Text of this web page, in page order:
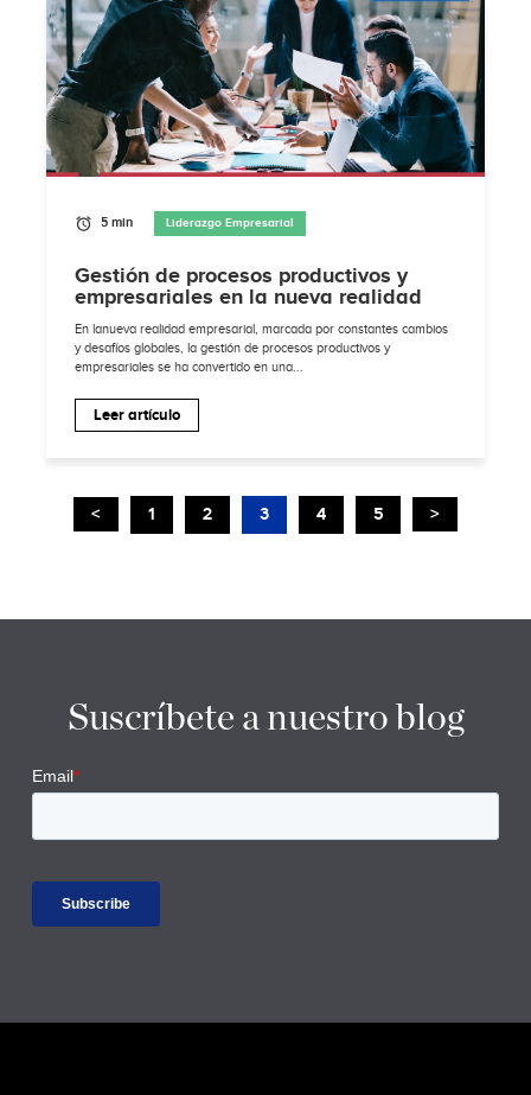
5 min Liderazgo Empresarial
Gestión de procesos productivos y
empresariales en la nueva realidad
En lanueva realidad empresarial, marcada por constantes cambios
y desafíos globales, la gestión de procesos productivos y
empresariales se ha convertido en una...
Leer artículo
< 1 2 3 4 5 >
Suscríbete a nuestro blog